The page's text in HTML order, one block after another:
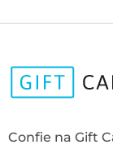
Confie na Gift